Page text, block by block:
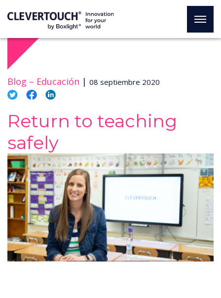
Blog – Educación | 08 septiembre 2020
Return to teaching
safely